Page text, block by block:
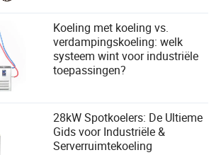
compressorindustrie
Koeling met koeling vs.
verdampingskoeling: welk
systeem wint voor industriële
toepassingen?
28kW Spotkoelers: De Ultieme
Gids voor Industriële &
Serverruimtekoeling